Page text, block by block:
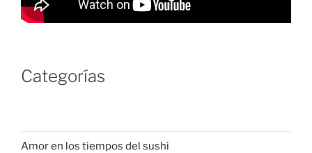
Categorías
Amor en los tiempos del sushi